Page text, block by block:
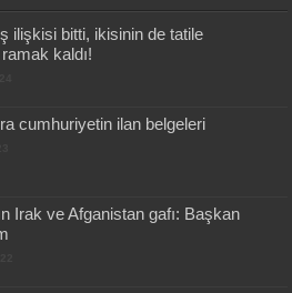
ilişkisi bitti, ikisinin de tatile
kaldı!
cumhuriyetin ilan belgeleri
Irak ve Afganistan gafı: Başkan